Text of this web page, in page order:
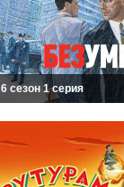
6 сезон 1 серия